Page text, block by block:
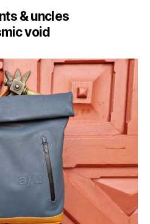
& uncles
void